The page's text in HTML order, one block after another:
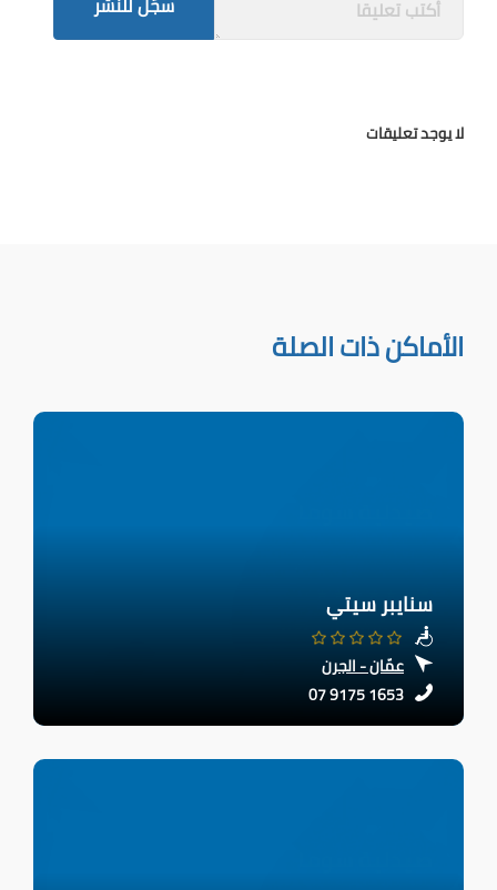
لا يوجد تعليقات
الأماكن ذات الصلة
سنايبر سيتي
عمّان - الجرن
07 9175 1653